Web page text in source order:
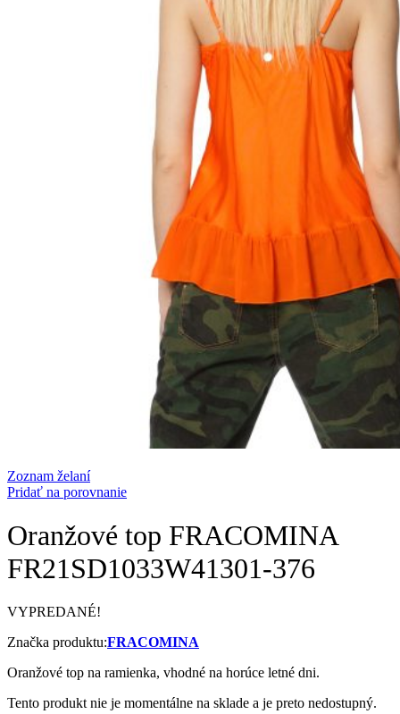
Zoznam želaní
Pridať na porovnanie
Oranžové top FRACOMINA
FR21SD1033W41301-376
VYPREDANÉ!
Značka produktu:FRACOMINA
Oranžové top na ramienka, vhodné na horúce letné dni.
Tento produkt nie je momentálne na sklade a je preto nedostupný.